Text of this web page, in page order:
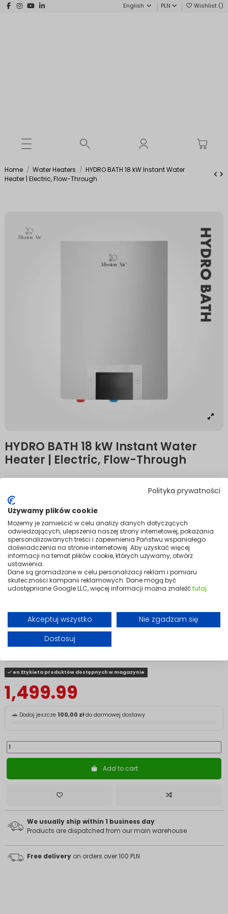
Polityka prywatności
Używamy plików cookie
Możemy je zamieścić w celu analizy danych dotyczących
odwiedzających, ulepszenia naszej strony internetowej, pokazania
spersonalizowanych treści i zapewnienia Państwu wspaniałego
doświadczenia na stronie internetowej. Aby uzyskać więcej
informacji na temat plików cookie, których używamy, otwórz
ustawienia.
Dane są gromadzone w celu personalizacji reklam i pomiaru
skuteczności kampanii reklamowych. Dane mogą być
udostępniane Google LLC, więcej informacji można znaleźćtutaj.
Akceptuj wszystko
Nie zgadzam się
Dostosuj
English PLN Wishlist ()
Home Water Heaters
HYDRO BATH 18 kW Instant Water
Heater | Electric, Flow-Through
HYDRO BATH 18 kW Instant Water
Heater | Electric, Flow-Through
Whole-home hot water, always on demand.
For larger homes that need hot water everywhere, all at once, the
HYDRO BATH 18 kW delivers. High-output flow-through heating keeps
multiple outlets running simultaneously — no pressure drops, no cold
surprises, no compromise.
The electronic thermostat and intuitive control panel make
temperature management precise and straightforward, and because
the flow-through technology only draws energy when water is
actually running, efficiency is never sacrificed for performance.
Sleek, dependable, and built for everyday life at scale — the HYDRO
Variants
en Etykieta produktów dostępnych w magazynie
1,499.99
🚗 Dodaj jeszcze 100,00 złdo darmowej dostawy
Add to cart
We usually ship within 1 business day
Products are dispatched from our main warehouse
Free delivery on orders over 100 PLN